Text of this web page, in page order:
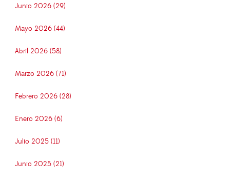
Junio 2026 (29)
Mayo 2026 (44)
Abril 2026 (58)
Marzo 2026 (71)
Febrero 2026 (28)
Enero 2026 (6)
Julio 2025 (11)
Junio 2025 (21)